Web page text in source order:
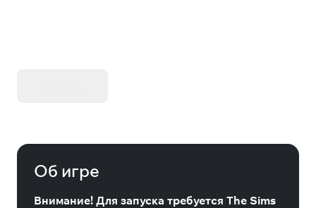
Об игре
Внимание! Для запуска требуется The Sims